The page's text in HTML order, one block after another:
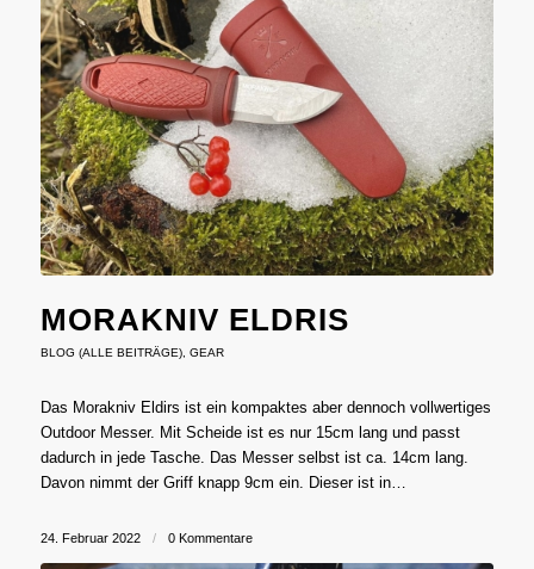
MORAKNIV ELDRIS
BLOG (ALLE BEITRÄGE), GEAR
Das Morakniv Eldirs ist ein kompaktes aber dennoch vollwertiges
Outdoor Messer. Mit Scheide ist es nur 15cm lang und passt
dadurch in jede Tasche. Das Messer selbst ist ca. 14cm lang.
Davon nimmt der Griff knapp 9cm ein. Dieser ist in…
24. Februar 2022 / 0 Kommentare